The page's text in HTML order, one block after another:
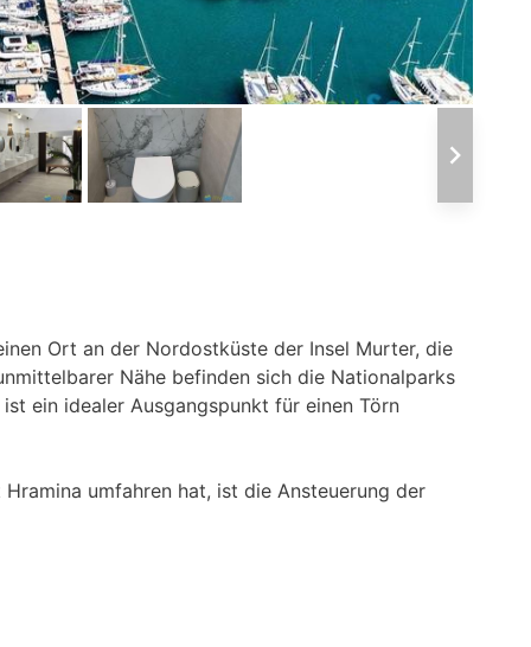
Ort an der Nordostküste der Insel Murter, die
Nähe befinden sich die Nationalparks
ein idealer Ausgangspunkt für einen Törn
umfahren hat, ist die Ansteuerung der